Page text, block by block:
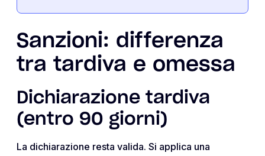
Sanzioni: differenza
tra tardiva e omessa
Dichiarazione tardiva
(entro 90 giorni)
La dichiarazione resta valida. Si applica una